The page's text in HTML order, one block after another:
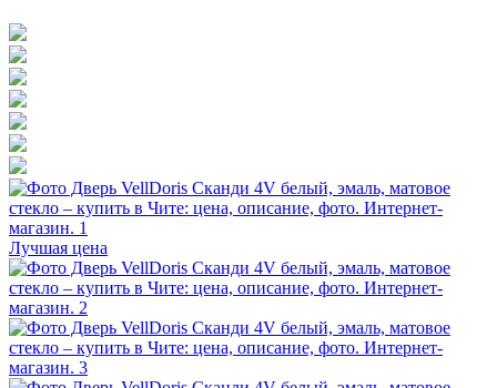
Лучшая цена